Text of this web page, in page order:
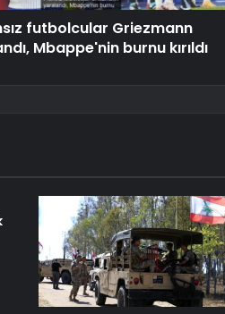
futbolcular Griezmann
Mbappe'nin burnu kırıldı